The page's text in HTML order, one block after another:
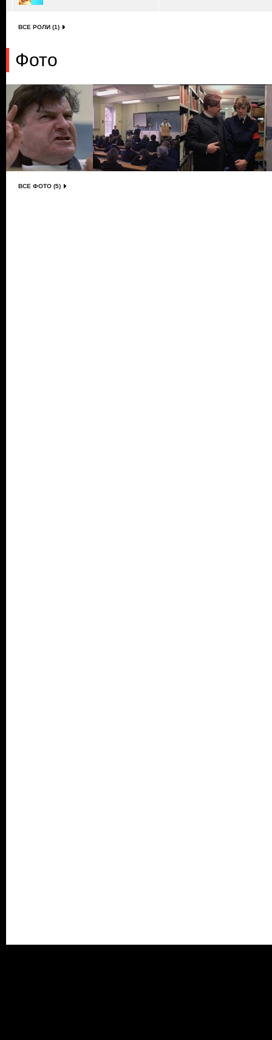
ВСЕ РОЛИ (1)
Фото
ВСЕ ФОТО (5)